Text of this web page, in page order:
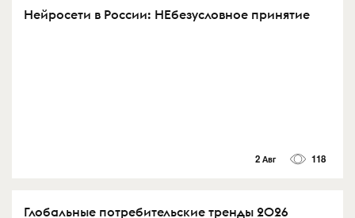
Нейросети в России: НЕбезусловное принятие
2 Авг 118
Глобальные потребительские тренды 2026